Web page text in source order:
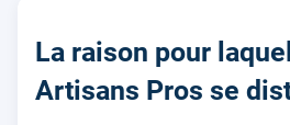
La raison pour
Artisans Pros se